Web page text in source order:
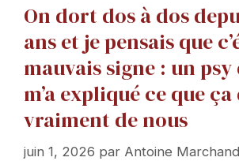
On dort dos à dos
ans et je pensais que
mauvais signe : un
m’a expliqué ce que
vraiment de nous
juin 1, 2026 par Antoine Marchand